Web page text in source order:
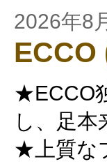
2026年8
★ECCO
し、足
★上質な